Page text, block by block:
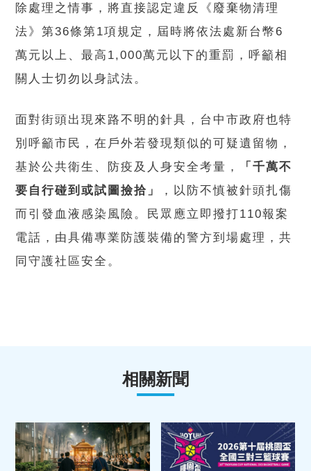
除處理之情事，將直接認定違反《廢棄物清理
法》第36條第1項規定，屆時將依法處新台幣6
萬元以上、最高1,000萬元以下的重罰，呼籲相
關人士切勿以身試法。
面對街頭出現來路不明的針具，台中市政府也特
別呼籲市民，在戶外若發現類似的可疑遺留物，
基於公共衛生、防疫及人身安全考量，
「千萬不
要自行碰到或試圖撿拾」
，以防不慎被針頭扎傷
而引發血液感染風險。民眾應立即撥打110報案
電話，由具備專業防護裝備的警方到場處理，共
同守護社區安全。
相關新聞